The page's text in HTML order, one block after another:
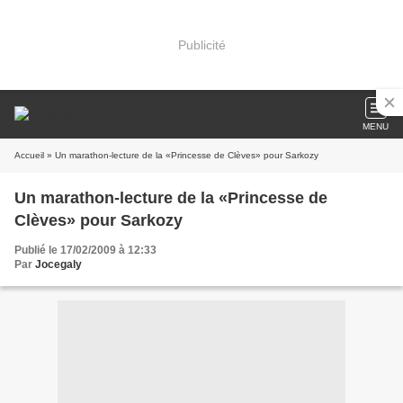
Publicité
MENU
Accueil » Un marathon-lecture de la «Princesse de Clèves» pour Sarkozy
Un marathon-lecture de la «Princesse de
Clèves» pour Sarkozy
Publié le 17/02/2009 à 12:33
Par Jocegaly